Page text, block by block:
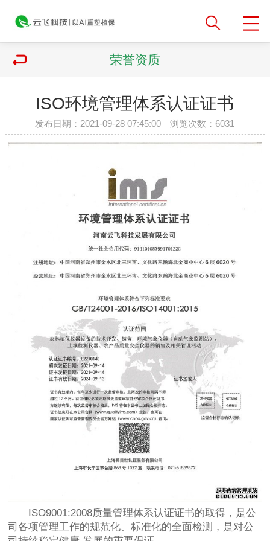
荣誉资质
ISO环境管理体系认证证书
发布日期：2021-09-28 07:45:00 浏览次数： 6031
ISO9001:2008质量管理体系认证证书的取得，是公
司各项管理工作的规范化、标准化的全面检测，是对公